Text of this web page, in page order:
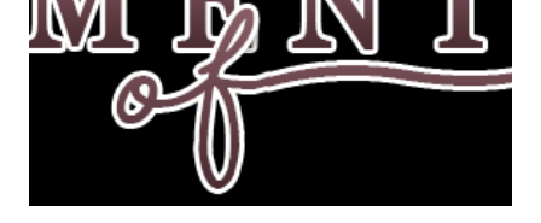
cuore di Londra, pieno di saloni, quadri e passaggi segreti?
E quanti, fra gli studenti della Saint Lennox High School,
possono vantare una famiglia altrettanto speciale, che da
una generazione all'altra si tramanda poteri misteriosi?
Eppure Gwen non ne è affatto convinta. Da...